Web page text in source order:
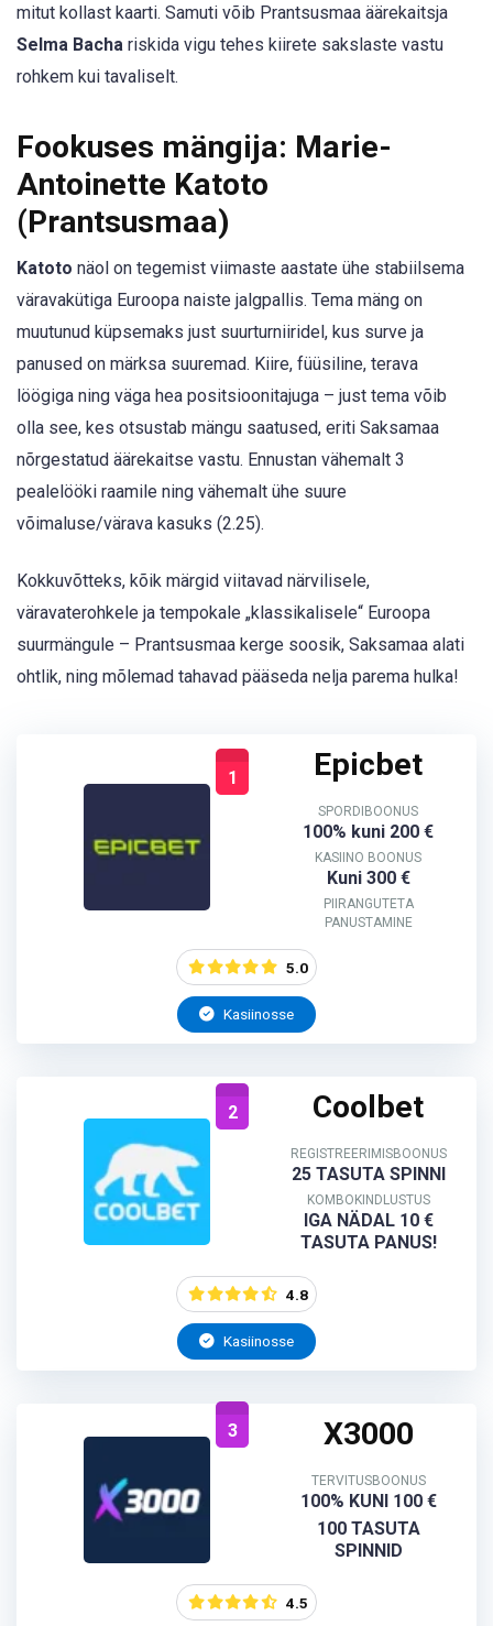
mitut kollast kaarti. Samuti võib Prantsusmaa äärekaitsja
Selma Bacha riskida vigu tehes kiirete sakslaste vastu
rohkem kui tavaliselt.
Fookuses mängija: Marie-
Antoinette Katoto
(Prantsusmaa)
Katoto näol on tegemist viimaste aastate ühe stabiilsema
väravakütiga Euroopa naiste jalgpallis. Tema mäng on
muutunud küpsemaks just suurturniiridel, kus surve ja
panused on märksa suuremad. Kiire, füüsiline, terava
löögiga ning väga hea positsioonitajuga – just tema võib
olla see, kes otsustab mängu saatused, eriti Saksamaa
nõrgestatud äärekaitse vastu. Ennustan vähemalt 3
pealelööki raamile ning vähemalt ühe suure
võimaluse/värava kasuks (2.25).
Kokkuvõtteks, kõik märgid viitavad närvilisele,
väravaterohkele ja tempokale „klassikalisele“ Euroopa
suurmängule – Prantsusmaa kerge soosik, Saksamaa alati
ohtlik, ning mõlemad tahavad pääseda nelja parema hulka!
1 Epicbet
SPORDIBOONUS
100% kuni 200 €
KASIINO BOONUS
Kuni 300 €
PIIRANGUTETA
PANUSTAMINE
5.0
Kasiinosse
2 Coolbet
REGISTREERIMISBOONUS
25 TASUTA SPINNI
KOMBOKINDLUSTUS
IGA NÄDAL 10 €
TASUTA PANUS!
4.8
Kasiinosse
3 X3000
TERVITUSBOONUS
100% KUNI 100 €
100 TASUTA
SPINNID
4.5